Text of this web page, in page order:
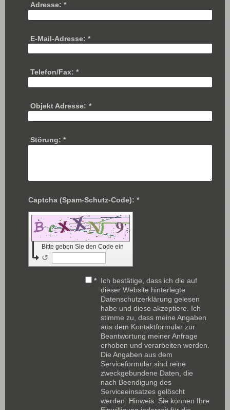
Adresse: *
E-Mail-Adresse: *
Telefon/Fax: *
Objekt Adresse: *
Störung: *
Captcha (Spam-Schutz-Code): *
Bitte geben Sie den Code ein
↺
* Ich bestätige, dass ich die auf
dieser Website hinterlegte
Datenschutzerklärung gelesen
habe und diese akzeptiere. Ich
stimme zu, dass meine Angaben
aus dem Kontaktformular zur
Beantwortung meiner Anfrage
erhoben und verarbeiten werden.
Die Angaben aus dem
Serviceformular sind reine
zweckgebundene Daten, die
nach Beendigung des
Serviceeinsatzes gelöscht
werden. Hinweis: Sie können Ihre